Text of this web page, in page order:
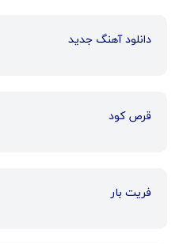
دانلود آهنگ جدید
قرص کود
فریت بار